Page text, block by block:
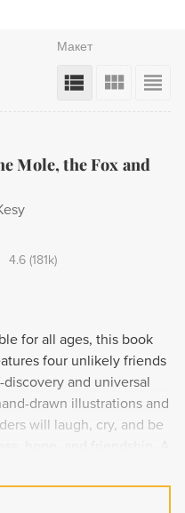
Макет
Mole, the Fox and
4.6 (181k)
for all ages, this book
four unlikely friends
and universal
drawn illustrations and
will laugh, cry, and be
of The Tao of Pooh and